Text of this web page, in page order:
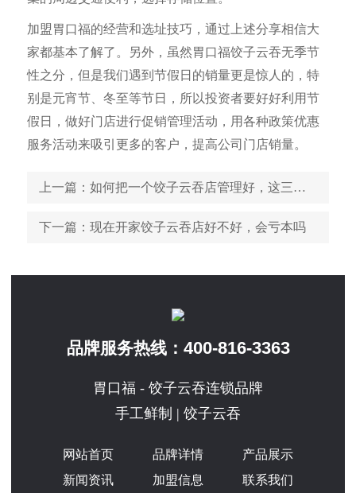
加盟胃口福的经营和选址技巧，通过上述分享相信大
家都基本了解了。另外，虽然胃口福饺子云吞无季节
性之分，但是我们遇到节假日的销量更是惊人的，特
别是元宵节、冬至等节日，所以投资者要好好利用节
假日，做好门店进行促销管理活动，用各种政策优惠
服务活动来吸引更多的客户，提高公司门店销量。
上一篇 ：如何把一个饺子云吞店管理好，这三个方法简单有效
下一篇 ：现在开家饺子云吞店好不好，会亏本吗
品牌服务热线： 400-816-3363
胃口福 - 饺子云吞连锁品牌
手工鲜制 | 饺子云吞
网站首页 品牌详情
产品展示
新闻资讯
加盟信息 联系我们